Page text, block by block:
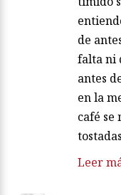
de
falta ni
antes
en la
café se
Leer